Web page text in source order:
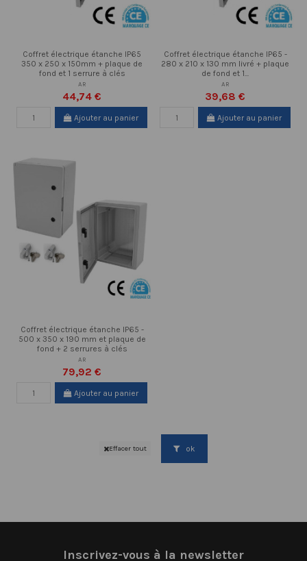
Coffret électrique étanche IP65
350 x 250 x 150mm + plaque de
fond et 1 serrure à clés
AR
44,74 €
Ajouter au panier
Coffret électrique étanche IP65 -
280 x 210 x 130 mm livré + plaque
de fond et 1...
AR
39,68 €
Ajouter au panier
Coffret électrique étanche IP65 -
500 x 350 x 190 mm et plaque de
fond + 2 serrures à clés
AR
79,92 €
Ajouter au panier
Effacer tout ok
Inscrivez-vous à la newsletter